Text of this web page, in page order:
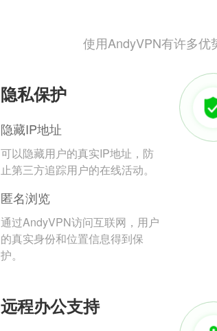
使用AndyVPN有许多优
隐私保护
隐藏IP地址
可以隐藏用户的真实IP地址，防
止第三方追踪用户的在线活动。
匿名浏览
通过AndyVPN访问互联网，用户
的真实身份和位置信息得到保
护。
远程办公支持